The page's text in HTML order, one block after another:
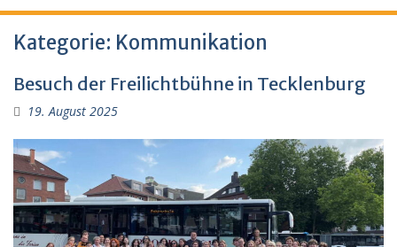
Kategorie: Kommunikation
Besuch der Freilichtbühne in Tecklenburg
19. August 2025